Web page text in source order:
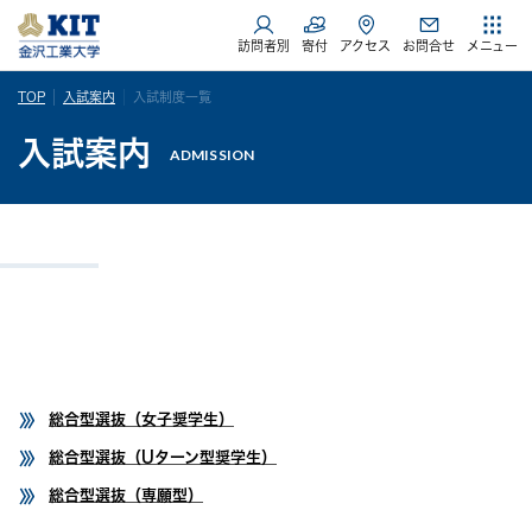
訪問者別 寄付 アクセス お問合せ メニュー
TOP 入試案内 入試制度一覧
入試案内 ADMISSION
総合型選抜（女子奨学生）
総合型選抜（Uターン型奨学生）
総合型選抜（専願型）